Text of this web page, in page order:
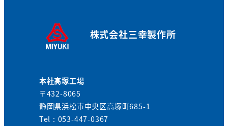
株式会社三幸製作所
本社高塚工場
〒432-8065
静岡県浜松市中央区高塚町685-1
Tel : 053-447-0367